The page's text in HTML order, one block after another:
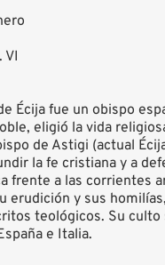
VI
Écija fue un obispo
eligió la vida
de Astigi (actual
la fe cristiana y a
frente a las corrientes
erudición y sus
teológicos. Su culto
e Italia.